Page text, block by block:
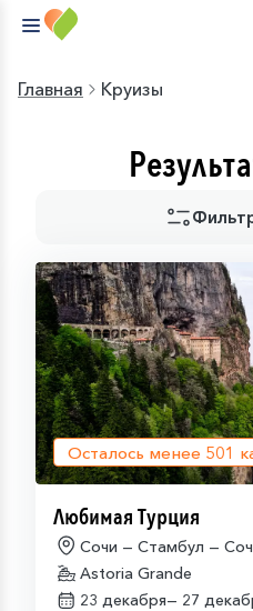
Главная Круизы
Осталось менее 501
Любимая Турция
Сочи — Стамбул —
Astoria Grande
23 декабря— 27